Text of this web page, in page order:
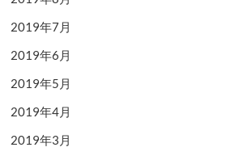
2019年7月
2019年6月
2019年5月
2019年4月
2019年3月